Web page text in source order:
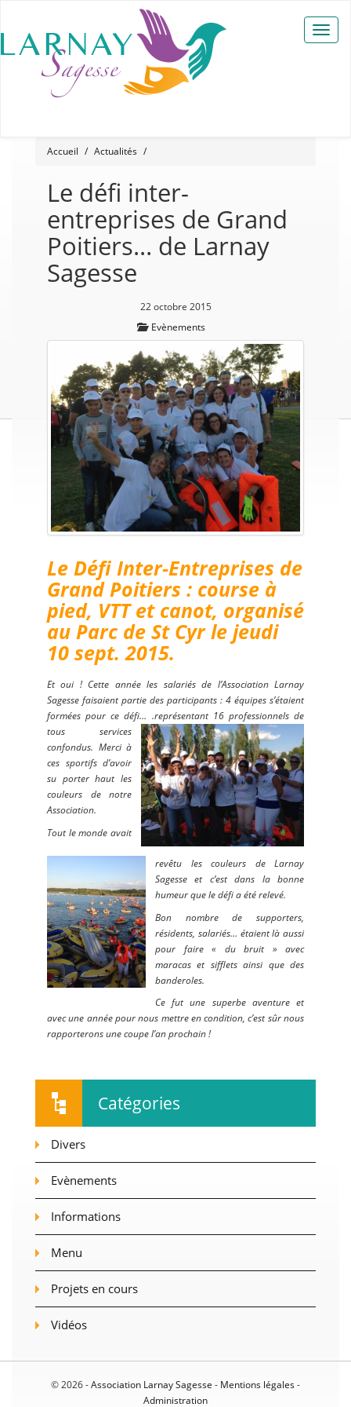
Toggle
Accueil Actualités
Le défi inter-
entreprises de Grand
Poitiers… de Larnay
Sagesse
22 octobre 2015
Evènements
Le Défi Inter-Entreprises de
Grand Poitiers : course à
pied, VTT et canot, organisé
au Parc de St Cyr le jeudi
10 sept. 2015.
Et oui ! Cette année les salariés de l’Association Larnay
Sagesse faisaient partie des participants : 4 équipes s’étaient
formées pour ce défi… .représentant 16 professionnels de
tous services
confondus. Merci à
ces sportifs d’avoir
su porter haut les
couleurs de notre
Association.
Tout le monde avait
revêtu les couleurs de Larnay
Sagesse et c’est dans la bonne
humeur que le défi a été relevé.
Bon nombre de supporters,
résidents, salariés… étaient là aussi
pour faire « du bruit » avec
maracas et sifflets ainsi que des
banderoles.
Ce fut une superbe aventure et
avec une année pour nous mettre en condition, c’est sûr nous
rapporterons une coupe l’an prochain !
Catégories
Divers
Evènements
Informations
Menu
Projets en cours
Vidéos
© 2026 -Association Larnay Sagesse - Mentions légales-
Administration